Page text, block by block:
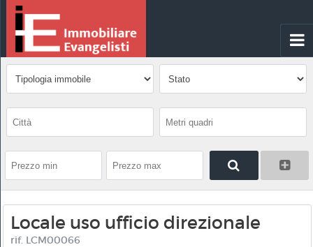
Locale uso ufficio direzionale
rif. LCM00066